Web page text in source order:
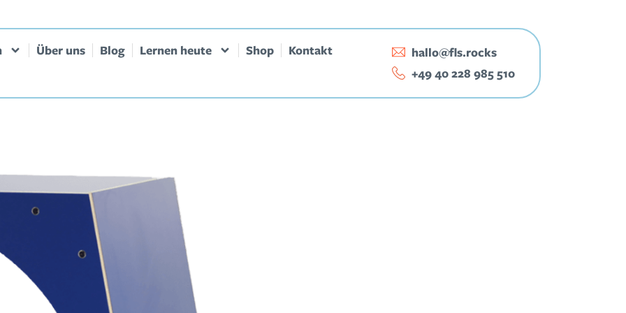
Über uns Blog Lernen heute Shop Kontakt
hallo@fls.rocks
‭+49 40 228 985 510‬